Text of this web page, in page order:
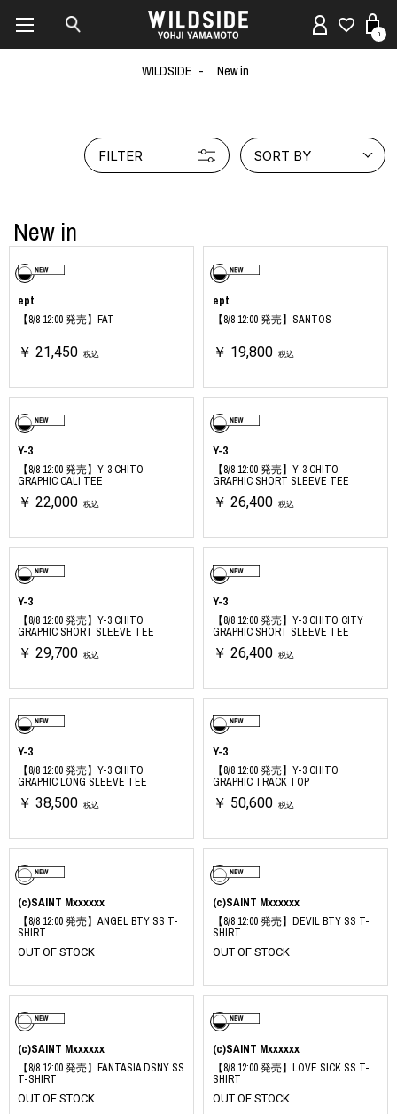
0
WILDSIDE New in
FILTER SORT BY
New in
ept
【8/8 12:00 発売】FAT
￥ 21,450 税込
ept
【8/8 12:00 発売】SANTOS
￥ 19,800 税込
Y-3
【8/8 12:00 発売】Y-3 CHITO
GRAPHIC CALI TEE
￥ 22,000 税込
Y-3
【8/8 12:00 発売】Y-3 CHITO
GRAPHIC SHORT SLEEVE TEE
￥ 26,400 税込
Y-3
【8/8 12:00 発売】Y-3 CHITO
GRAPHIC SHORT SLEEVE TEE
￥ 29,700 税込
Y-3
【8/8 12:00 発売】Y-3 CHITO CITY
GRAPHIC SHORT SLEEVE TEE
￥ 26,400 税込
Y-3
【8/8 12:00 発売】Y-3 CHITO
GRAPHIC LONG SLEEVE TEE
￥ 38,500 税込
Y-3
【8/8 12:00 発売】Y-3 CHITO
GRAPHIC TRACK TOP
￥ 50,600 税込
(c)SAINT Mxxxxxx
【8/8 12:00 発売】ANGEL BTY SS T-
SHIRT
OUT OF STOCK
(c)SAINT Mxxxxxx
【8/8 12:00 発売】DEVIL BTY SS T-
SHIRT
OUT OF STOCK
(c)SAINT Mxxxxxx
【8/8 12:00 発売】FANTASIA DSNY SS
T-SHIRT
OUT OF STOCK
(c)SAINT Mxxxxxx
【8/8 12:00 発売】LOVE SICK SS T-
SHIRT
OUT OF STOCK